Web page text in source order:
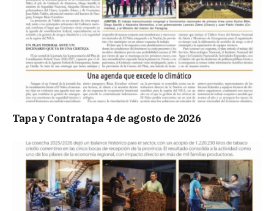
Tapa y Contratapa 4 de agosto de 2026